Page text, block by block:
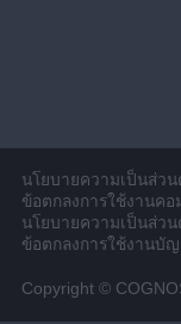
นโยบายความเป็นส่ว
ข้อตกลงการใช้งานค
นโยบายความเป็นส่ว
ข้อตกลงการใช้งานบั
Copyright ©